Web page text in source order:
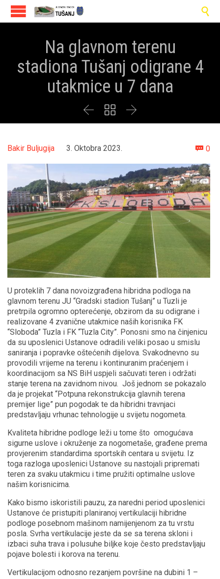

Na glavnom terenu
stadiona Tušanj odigrane 4
utakmice u 7 dana
  
Bakir Buljugija 3. Oktobra 2023.  0
U proteklih 7 dana novoizgrađena hibridna podloga na
glavnom terenu JU “Gradski stadion Tušanj” u Tuzli je
pretrpila ogromno opterećenje, obzirom da su odigrane i
realizovane 4 zvanične utakmice naših korisnika FK
“Sloboda” Tuzla i FK “Tuzla City”. Ponosni smo na činjenicu
da su uposlenici Ustanove odradili veliki posao u smislu
saniranja i popravke oštećenih dijelova. Svakodnevno su
provodili vrijeme na terenu i kontinuranim praćenjem i
koordinacijom sa NS BiH uspjeli sačuvati teren i održati
stanje terena na zavidnom nivou. Još jednom se pokazalo
da je projekat “Potpuna rekonstrukcija glavnih terena
premijer lige” pun pogodak te da hibridni travnjaci
predstavljaju vrhunac tehnologije u svijetu nogometa.
Kvaliteta hibridne podloge leži u tome što omogućava
sigurne uslove i okruženje za nogometaše, građene prema
provjerenim standardima sportskih centara u svijetu. Iz
toga razloga uposlenici Ustanove su nastojali pripremati
teren za svaku utakmicu i time pružiti optimalne uslove
našim korisnicima.
Kako bismo iskoristili pauzu, za naredni period uposlenici
Ustanove će pristupiti planiranoj vertikulaciji hibridne
podloge posebnom mašinom namijenjenom za tu vrstu
posla. Svrha vertikulacije jeste da se sa terena skloni i
izbaci suha trava i polusuhe biljke koje često predstavljaju
pojave bolesti i korova na terenu.
Vertikulacijom odnosno rezanjem površine na dubini 1 –